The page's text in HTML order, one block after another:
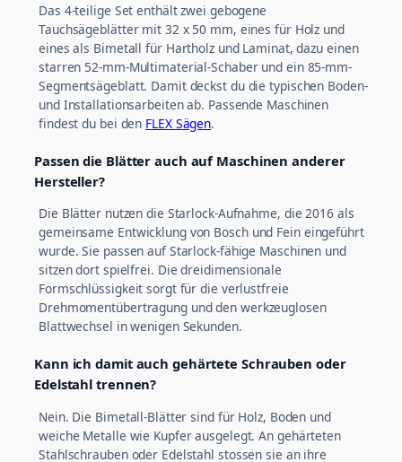
Das 4-teilige Set enthält zwei gebogene
Tauchsägeblätter mit 32 x 50 mm, eines für Holz und
eines als Bimetall für Hartholz und Laminat, dazu einen
starren 52-mm-Multimaterial-Schaber und ein 85-mm-
Segmentsägeblatt. Damit deckst du die typischen Boden-
und Installationsarbeiten ab. Passende Maschinen
findest du bei den FLEX Sägen.
Passen die Blätter auch auf Maschinen anderer
Hersteller?
Die Blätter nutzen die Starlock-Aufnahme, die 2016 als
gemeinsame Entwicklung von Bosch und Fein eingeführt
wurde. Sie passen auf Starlock-fähige Maschinen und
sitzen dort spielfrei. Die dreidimensionale
Formschlüssigkeit sorgt für die verlustfreie
Drehmomentübertragung und den werkzeuglosen
Blattwechsel in wenigen Sekunden.
Kann ich damit auch gehärtete Schrauben oder
Edelstahl trennen?
Nein. Die Bimetall-Blätter sind für Holz, Boden und
weiche Metalle wie Kupfer ausgelegt. An gehärteten
Stahlschrauben oder Edelstahl stossen sie an ihre